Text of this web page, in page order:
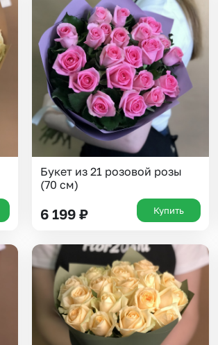
Букет из 21 розовой розы
(70 см)
6 199 ₽ Купить